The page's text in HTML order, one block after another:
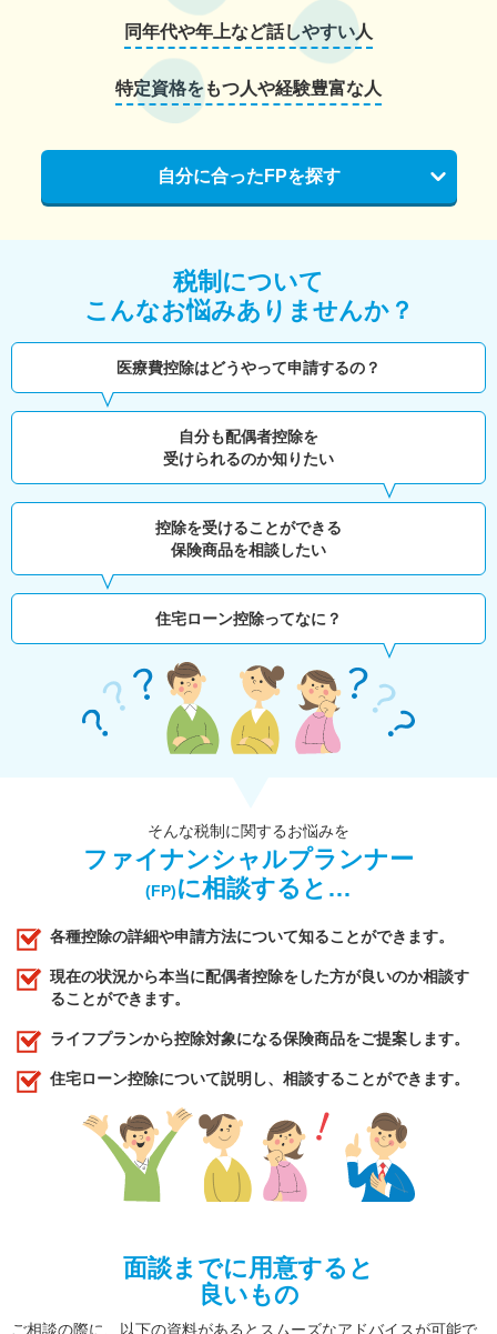
同年代や年上など話しやすい人
特定資格をもつ人や経験豊富な人
自分に合ったFPを探す
税制について
こんなお悩みありませんか？
医療費控除はどうやって申請するの？
自分も配偶者控除を
受けられるのか知りたい
控除を受けることができる
保険商品を相談したい
住宅ローン控除ってなに？
そんな税制に関するお悩みを
ファイナンシャルプランナー
(FP)に相談すると…
各種控除の詳細や申請方法について知ることができます。
現在の状況から本当に配偶者控除をした方が良いのか相談す
ることができます。
ライフプランから控除対象になる保険商品をご提案します。
住宅ローン控除について説明し、相談することができます。
面談までに用意すると
良いもの
ご相談の際に、以下の資料があるとスムーズなアドバイスが可能で